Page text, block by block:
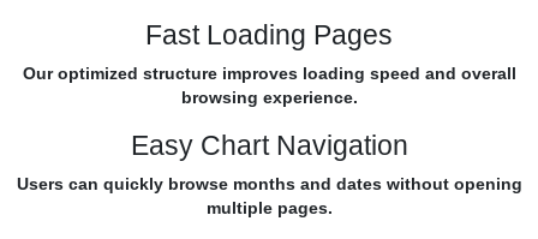
Fast Loading Pages
Our optimized structure improves loading speed and overall
browsing experience.
Easy Chart Navigation
Users can quickly browse months and dates without opening
multiple pages.